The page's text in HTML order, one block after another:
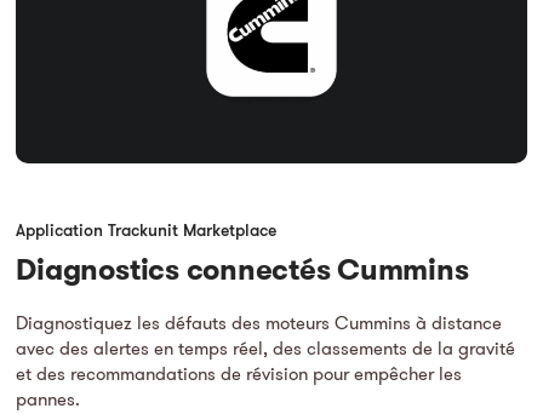
Application Trackunit Marketplace
Diagnostics connectés Cummins
Diagnostiquez les défauts des moteurs Cummins à distance
avec des alertes en temps réel, des classements de la gravité
et des recommandations de révision pour empêcher les
pannes.